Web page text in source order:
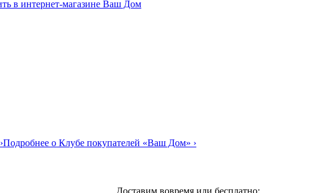
›Подробнее о Клубе покупателей «Ваш Дом» ›
Доставим вовремя или бесплатно: